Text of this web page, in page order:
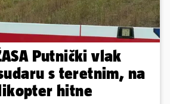
Putnički vlak
s teretnim, na
hitne